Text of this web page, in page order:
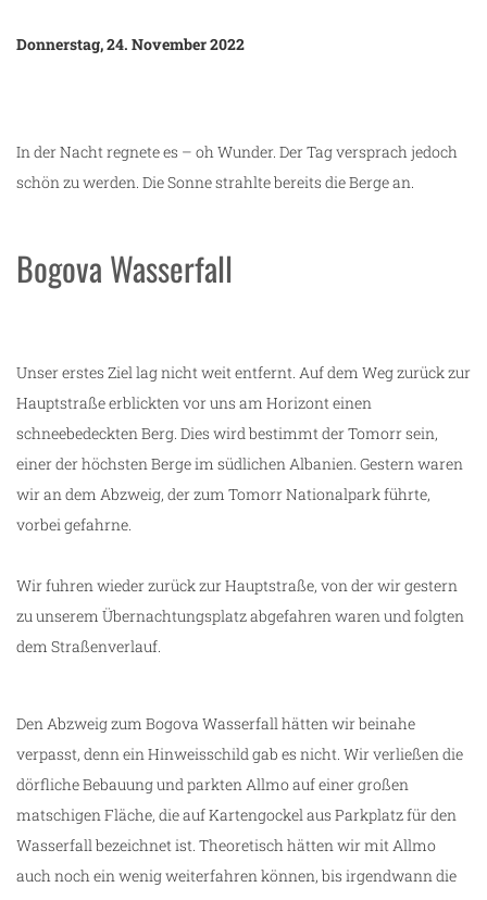
Donnerstag, 24. November 2022
In der Nacht regnete es – oh Wunder. Der Tag versprach jedoch
schön zu werden. Die Sonne strahlte bereits die Berge an.
Bogova Wasserfall
Unser erstes Ziel lag nicht weit entfernt. Auf dem Weg zurück zur
Hauptstraße erblickten vor uns am Horizont einen
schneebedeckten Berg. Dies wird bestimmt der Tomorr sein,
einer der höchsten Berge im südlichen Albanien. Gestern waren
wir an dem Abzweig, der zum Tomorr Nationalpark führte,
vorbei gefahrne.
Wir fuhren wieder zurück zur Hauptstraße, von der wir gestern
zu unserem Übernachtungsplatz abgefahren waren und folgten
dem Straßenverlauf.
Den Abzweig zum Bogova Wasserfall hätten wir beinahe
verpasst, denn ein Hinweisschild gab es nicht. Wir verließen die
dörfliche Bebauung und parkten Allmo auf einer großen
matschigen Fläche, die auf Kartengockel aus Parkplatz für den
Wasserfall bezeichnet ist. Theoretisch hätten wir mit Allmo
auch noch ein wenig weiterfahren können, bis irgendwann die